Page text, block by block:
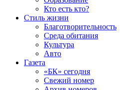
Кто есть кто?
Стиль жизни
Благотворительность
Среда обитания
Культура
Авто
Газета
«БК» сегодня
Свежий номер